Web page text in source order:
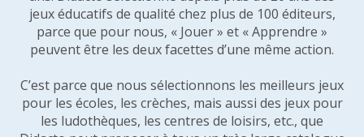
jeux éducatifs de qualité chez plus de 100 éditeurs,
parce que pour nous, « Jouer » et « Apprendre »
peuvent être les deux facettes d’une même action.
C’est parce que nous sélectionnons les meilleurs jeux
pour les écoles, les crèches, mais aussi des jeux pour
les ludothèques, les centres de loisirs, etc., que